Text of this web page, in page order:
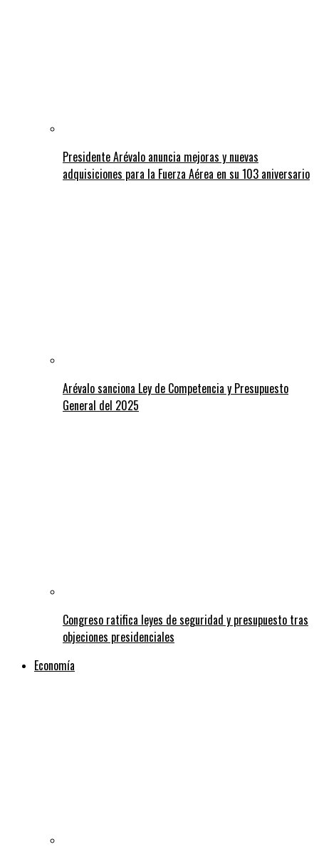
Presidente Arévalo anuncia mejoras y nuevas
adquisiciones para la Fuerza Aérea en su 103 aniversario
Arévalo sanciona Ley de Competencia y Presupuesto
General del 2025
Congreso ratifica leyes de seguridad y presupuesto tras
objeciones presidenciales
Economía